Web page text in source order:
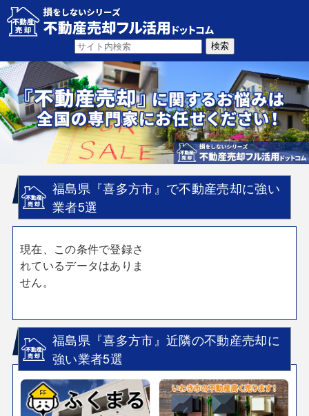
福島県『喜多方市』で不動産売却に強い
業者5選
現在、この条件で登録さ
れているデータはありま
せん。
福島県『喜多方市』近隣の不動産売却に
強い業者5選